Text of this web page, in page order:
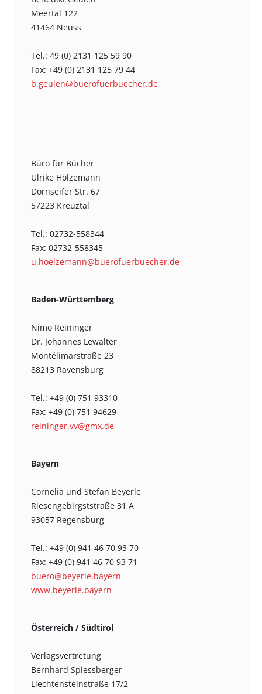
Meertal 122
41464 Neuss
Tel.: 49 (0) 2131 125 59 90
Fax: +49 (0) 2131 125 79 44
b.geulen@buerofuerbuecher.de
Büro für Bücher
Ulrike Hölzemann
Dornseifer Str. 67
57223 Kreuztal
Tel.: 02732-558344
Fax: 02732-558345
u.hoelzemann@buerofuerbuecher.de
Baden-Württemberg
Nimo Reininger
Dr. Johannes Lewalter
Montélimarstraße 23
88213 Ravensburg
Tel.: +49 (0) 751 93310
Fax: +49 (0) 751 94629
reininger.vv@gmx.de
Bayern
Cornelia und Stefan Beyerle
Riesengebirgststraße 31 A
93057 Regensburg
Tel.: +49 (0) 941 46 70 93 70
Fax: +49 (0) 941 46 70 93 71
buero@beyerle.bayern
www.beyerle.bayern
Österreich / Südtirol
Verlagsvertretung
Bernhard Spiessberger
Liechtensteinstraße 17/2